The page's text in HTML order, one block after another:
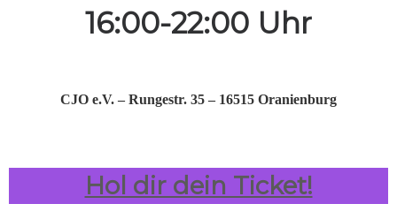
16:00-22:00 Uhr
CJO e.V. – Rungestr. 35 – 16515 Oranienburg
Hol dir dein Ticket!